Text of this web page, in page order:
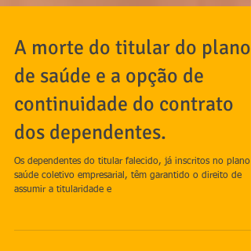
A morte do titular do plano
de saúde e a opção de
continuidade do contrato
dos dependentes.
assumir a titularidade e